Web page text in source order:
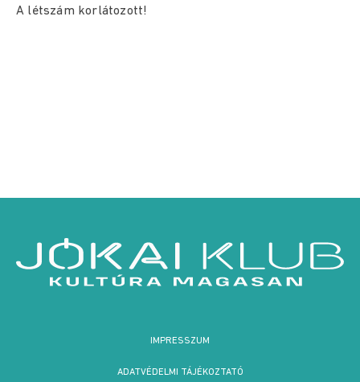
A létszám korlátozott!
IMPRESSZUM
ADATVÉDELMI TÁJÉKOZTATÓ